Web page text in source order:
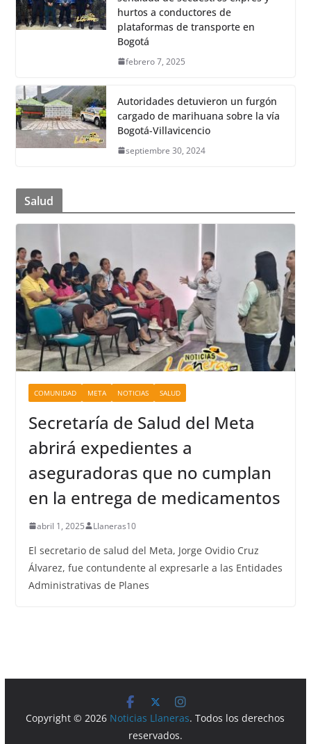
hurtos a conductores de
plataformas de transporte en
Bogotá
febrero 7, 2025
Autoridades detuvieron un furgón
cargado de marihuana sobre la vía
Bogotá-Villavicencio
septiembre 30, 2024
Salud
COMUNIDAD META NOTICIAS SALUD
Secretaría de Salud del Meta
abrirá expedientes a
aseguradoras que no cumplan
en la entrega de medicamentos
abril 1, 2025 Llaneras10
El secretario de salud del Meta, Jorge Ovidio Cruz
Álvarez, fue contundente al expresarle a las Entidades
Administrativas de Planes
Copyright © 2026 Noticias Llaneras. Todos los derechos
reservados.